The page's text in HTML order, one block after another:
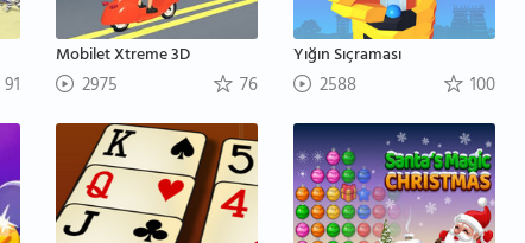
91
Mobilet Xtreme 3D
2975 76
Yığın Sıçraması
2588 100